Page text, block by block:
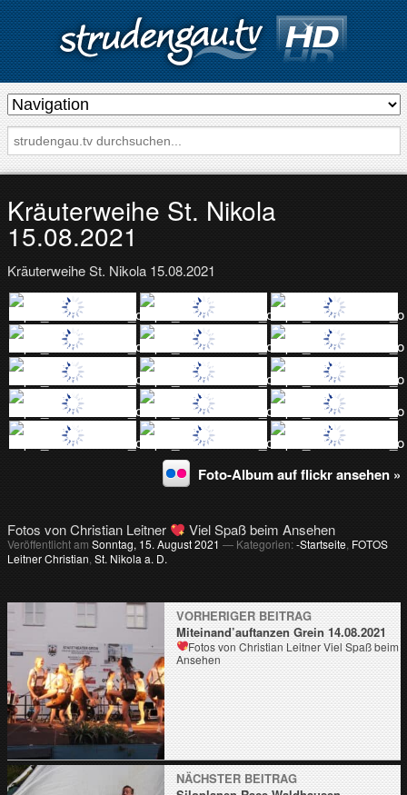
s
t
r
u
d
e
n
g
u
.
t
v
…
T
V
a
d
e
R
e
g
i
o
n
Kräuterweihe St. Nikola
15.08.2021
Kräuterweihe St. Nikola 15.08.2021
Foto-Album auf flickr ansehen »
Fotos von Christian Leitner Viel Spaß beim Ansehen
Veröffentlicht am Sonntag, 15. August 2021 — Kategorien:-Startseite, FOTOS
Leitner Christian, St. Nikola a. D.
VORHERIGER BEITRAG
Miteinand’auftanzen Grein 14.08.2021
Fotos von Christian LeitnerViel Spaß beim
Ansehen
NÄCHSTER BEITRAG